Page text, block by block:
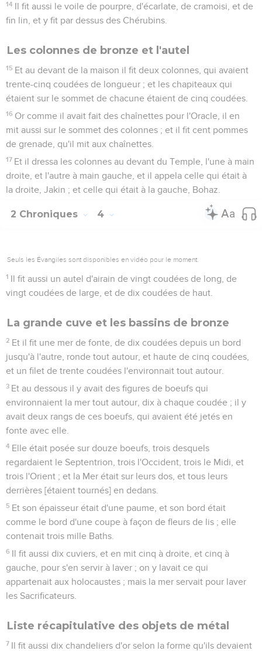
14 Il fit aussi le voile de pourpre, d'écarlate, de cramoisi, et de
fin lin, et y fit par dessus des Chérubins.
Les colonnes de bronze et l'autel
15 Et au devant de la maison il fit deux colonnes, qui avaient
trente-cinq coudées de longueur ; et les chapiteaux qui
étaient sur le sommet de chacune étaient de cinq coudées.
16 Or comme il avait fait des chaînettes pour l'Oracle, il en
mit aussi sur le sommet des colonnes ; et il fit cent pommes
de grenade, qu'il mit aux chaînettes.
17 Et il dressa les colonnes au devant du Temple, l'une à main
droite, et l'autre à main gauche, et il appela celle qui était à
la droite, Jakin ; et celle qui était à la gauche, Bohaz.
2 Chroniques 4
Seuls les Évangiles sont disponibles en vidéo pour le moment.
1 Il fit aussi un autel d'airain de vingt coudées de long, de
vingt coudées de large, et de dix coudées de haut.
La grande cuve et les bassins de bronze
2 Et il fit une mer de fonte, de dix coudées depuis un bord
jusqu'à l'autre, ronde tout autour, et haute de cinq coudées,
et un filet de trente coudées l'environnait tout autour.
3 Et au dessous il y avait des figures de boeufs qui
environnaient la mer tout autour, dix à chaque coudée ; il y
avait deux rangs de ces boeufs, qui avaient été jetés en
fonte avec elle.
4 Elle était posée sur douze boeufs, trois desquels
regardaient le Septentrion, trois l'Occident, trois le Midi, et
trois l'Orient ; et la Mer était sur leurs dos, et tous leurs
derrières [étaient tournés] en dedans.
5 Et son épaisseur était d'une paume, et son bord était
comme le bord d'une coupe à façon de fleurs de lis ; elle
contenait trois mille Baths.
6 Il fit aussi dix cuviers, et en mit cinq à droite, et cinq à
gauche, pour s'en servir à laver ; on y lavait ce qui
appartenait aux holocaustes ; mais la mer servait pour laver
les Sacrificateurs.
Liste récapitulative des objets de métal
7 Il fit aussi dix chandeliers d'or selon la forme qu'ils devaient